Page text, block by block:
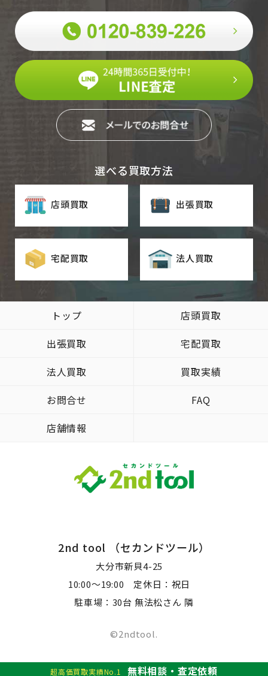
選べる買取方法
店頭買取 出張買取
宅配買取 法人買取
トップ
店頭買取
出張買取
宅配買取
法人買取
買取実績
お問合せ
FAQ
店舗情報
2nd tool （セカンドツール）
大分市新貝4-25
10:00～19:00 定休日：祝日
駐車場：30台 無法松さん 隣
©2ndtool.
超高価買取実績No.1 無料相談・査定依頼